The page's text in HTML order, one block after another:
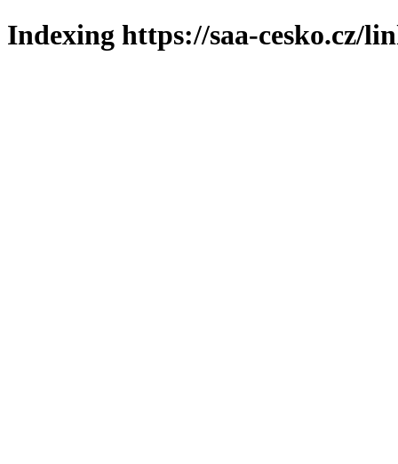
Indexing https://saa-cesko.cz/